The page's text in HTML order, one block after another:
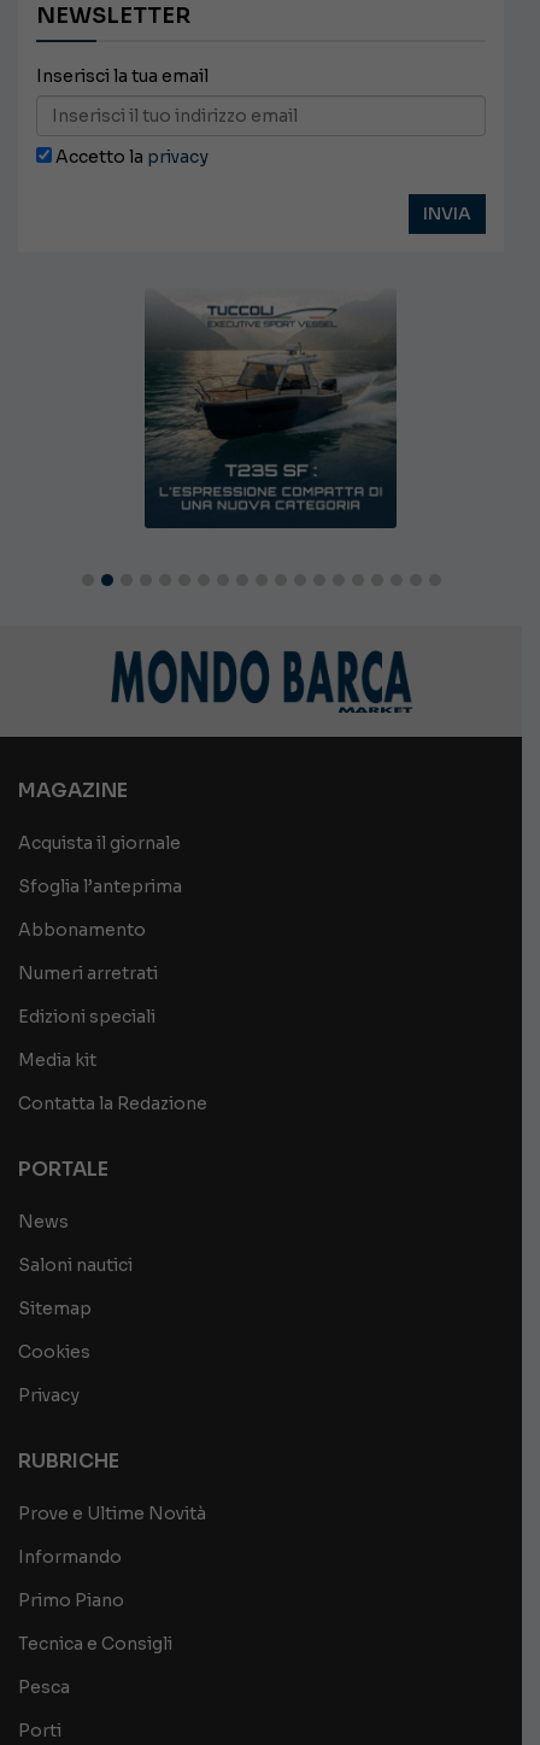
NEWSLETTER
Inserisci la tua email
Accetto la privacy
MAGAZINE
Acquista il giornale
Sfoglia l’anteprima
Abbonamento
Numeri arretrati
Edizioni speciali
Media kit
Contatta la Redazione
PORTALE
News
Saloni nautici
Sitemap
Cookies
Privacy
RUBRICHE
Prove e Ultime Novità
Informando
Primo Piano
Tecnica e Consigli
Pesca
Porti